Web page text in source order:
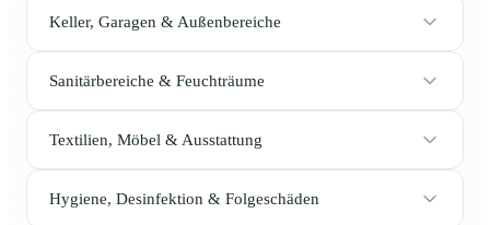
Keller, Garagen & Außenbereiche
Sanitärbereiche & Feuchträume
Textilien, Möbel & Ausstattung
Hygiene, Desinfektion & Folgeschäden